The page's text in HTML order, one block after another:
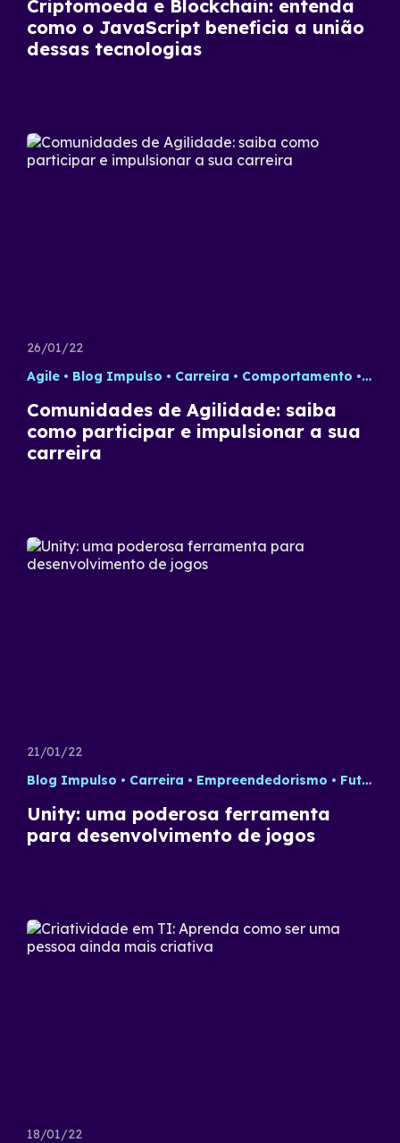
Criptomoeda e Blockchain: entenda
como o JavaScript beneficia a união
dessas tecnologias
26/01/22
Agile
Blog Impulso Carreira Comportamento
Comunidades de Agilidade: saiba
como participar e impulsionar a sua
carreira
21/01/22
Blog Impulso
Carreira Empreendedorismo Futuro do Trabalho
Unity: uma poderosa ferramenta
para desenvolvimento de jogos
18/01/22